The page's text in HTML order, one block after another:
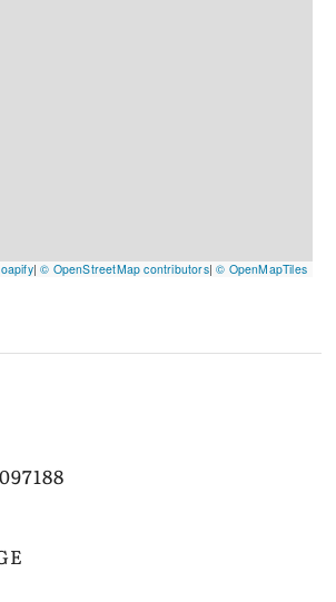
|© OpenStreetMap contributors|© OpenMapTiles